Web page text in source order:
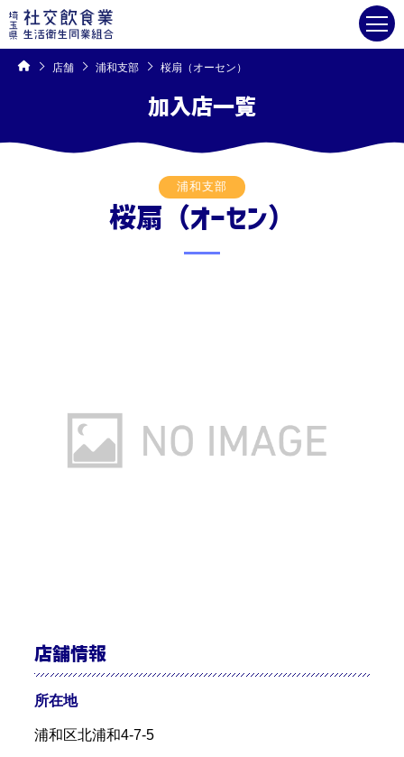
へ
店舗 浦和支部 桜扇（オーセン）
加入店一覧
浦和支部
桜扇（オーセン）
店舗情報
所在地
浦和区北浦和4-7-5